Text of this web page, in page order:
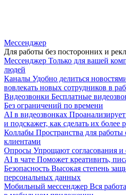
Мессенджер
Для работы без посторонних и
Мессенджер Только для вашей
людей
Каналы Удобно делиться
вовлекать новых сотрудников в
Видеозвонки Бесплатные
Без ограничений по времени
AI в видеозвонках
и подскажет, как сделать их более
Коллабы Пространства для
клиентами
Опросы Упрощают согласования и
AI в чате Поможет креативить,
Безопасность Высокая степень
персональных данных
Мобильный мессенджер Вся